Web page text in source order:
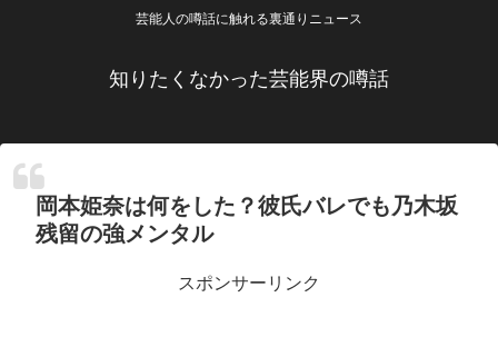
芸能人の噂話に触れる裏通りニュース
知りたくなかった芸能界の噂話
岡本姫奈は何をした？彼氏バレでも乃木坂
残留の強メンタル
スポンサーリンク